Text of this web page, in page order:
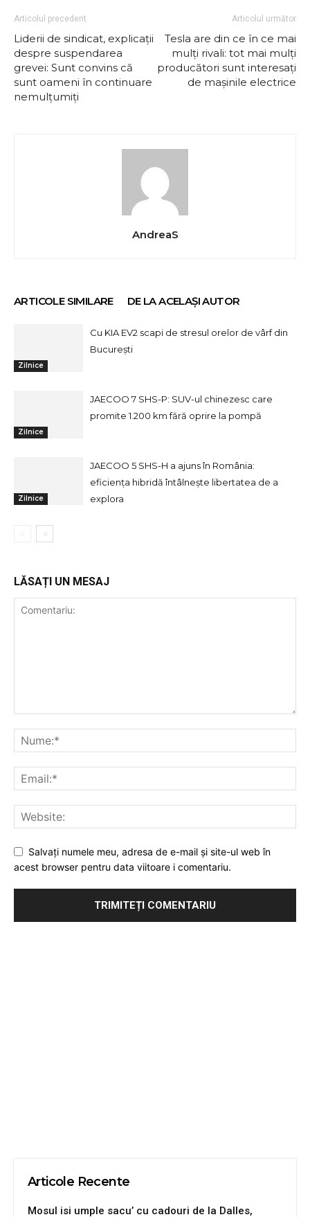
Articolul precedent
Liderii de sindicat, explicații
despre suspendarea
grevei: Sunt convins că
sunt oameni în continuare
nemulțumiți
Articolul următor
Tesla are din ce în ce mai
mulți rivali: tot mai mulți
producători sunt interesați
de mașinile electrice
AndreaS
ARTICOLE SIMILARE DE LA ACELAȘI AUTOR
Zilnice
Cu KIA EV2 scapi de stresul orelor de vârf din
București
Zilnice
JAECOO 7 SHS-P: SUV-ul chinezesc care
promite 1.200 km fără oprire la pompă
Zilnice
JAECOO 5 SHS-H a ajuns în România:
eficiența hibridă întâlnește libertatea de a
explora
LĂSAȚI UN MESAJ
Salvați numele meu, adresa de e-mail și site-ul web în
acest browser pentru data viitoare i comentariu.
Articole Recente
Mosul isi umple sacu’ cu cadouri de la Dalles,